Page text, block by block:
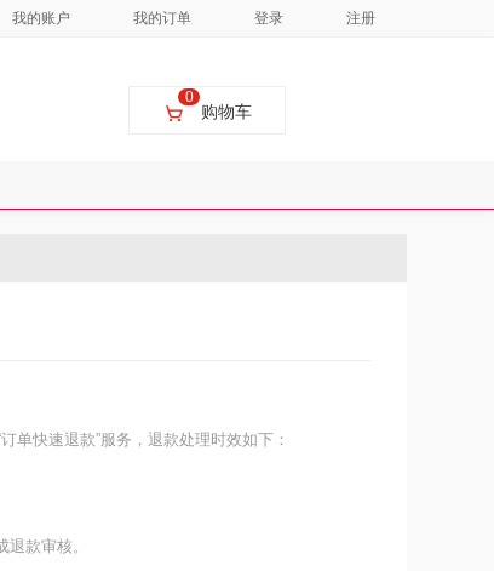
我的账户 我的订单 登录 注册
购物车
0
单快速退款”服务，退款处理时效如下：
款审核。